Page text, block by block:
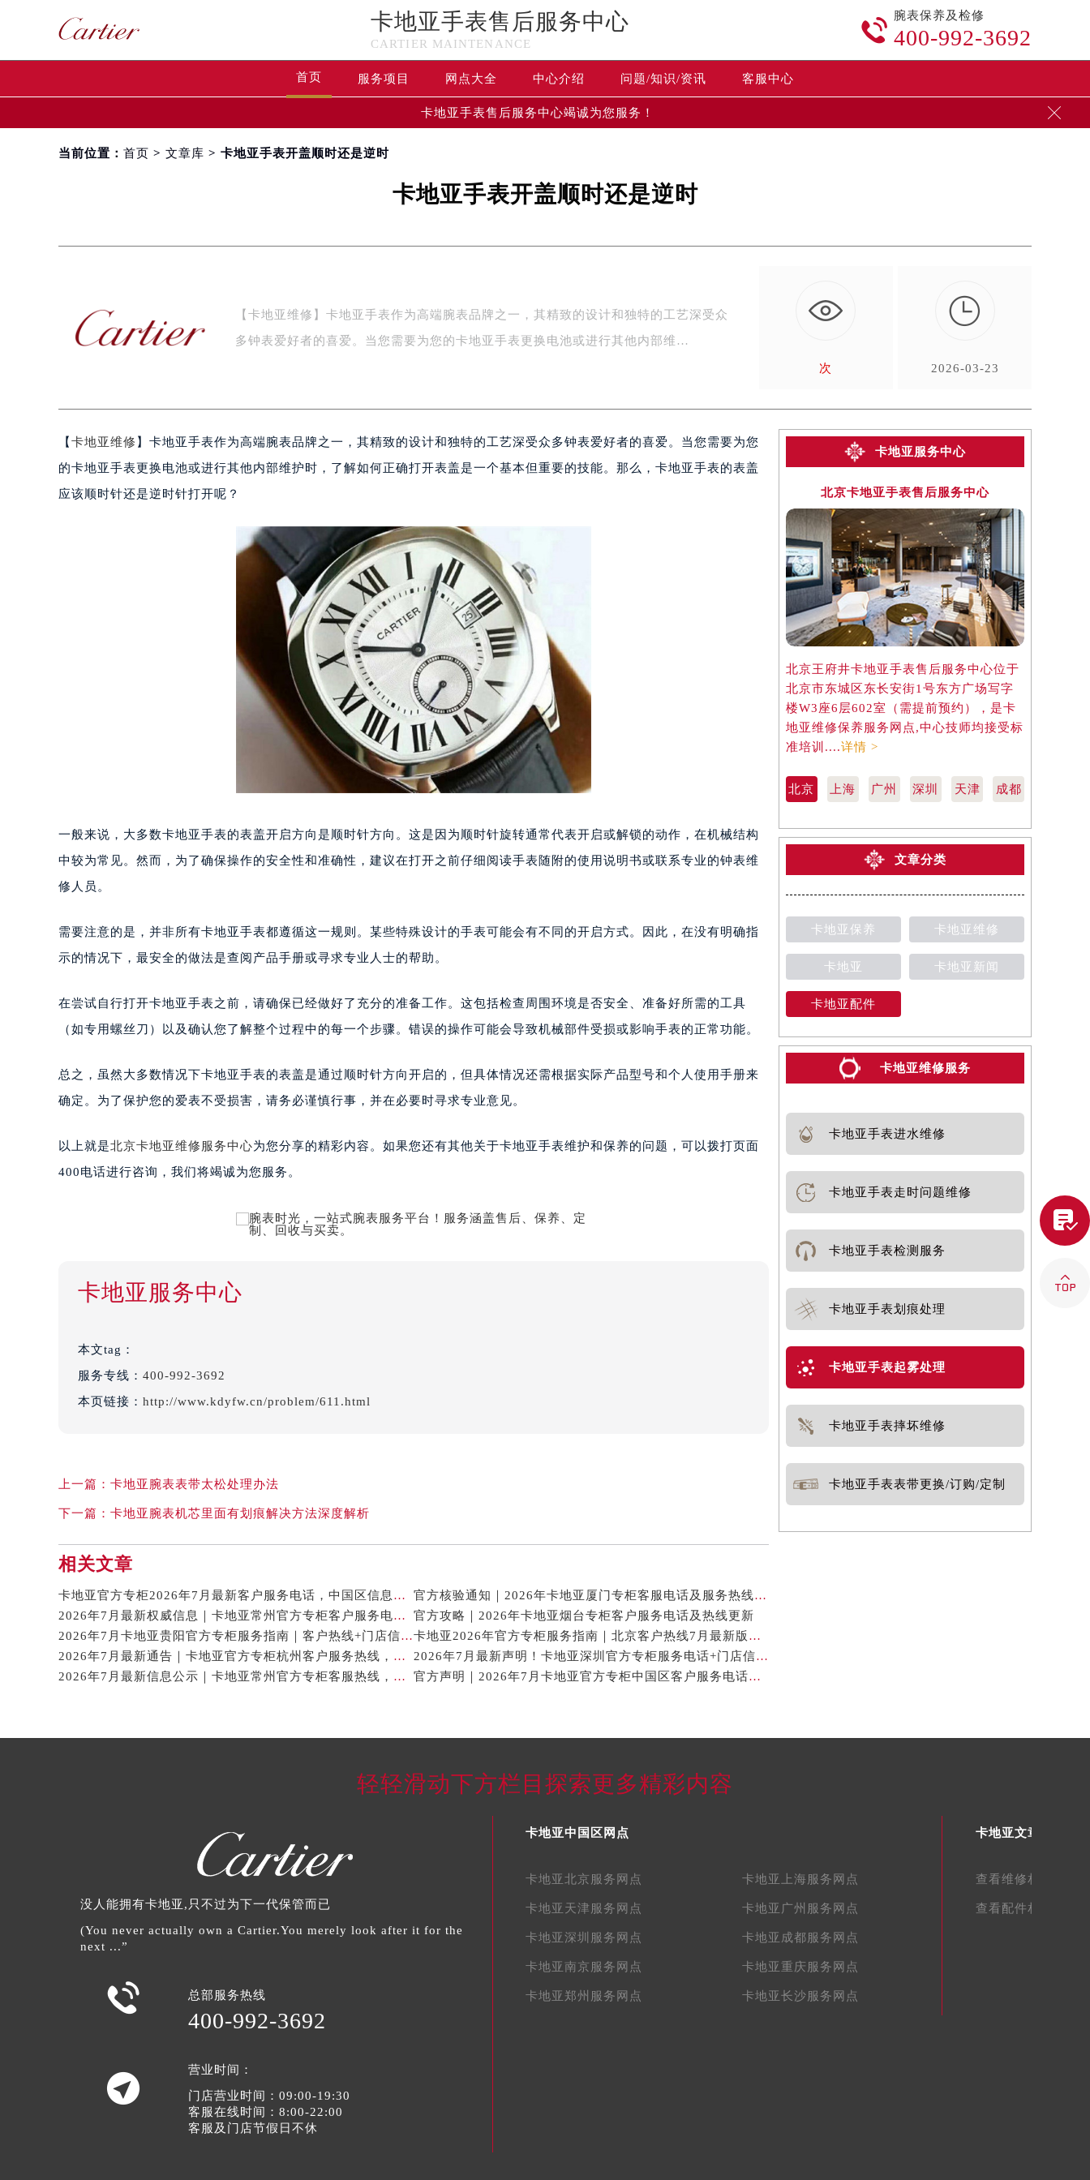
卡地亚手表售后服务中心
CARTIER MAINTENANCE

腕表保养及检修
400-992-3692
首页 服务项目 网点大全 中心介绍 问题/知识/资讯 客服中心
卡地亚手表售后服务中心竭诚为您服务！ 
当前位置： 首页 > 文章库 > 卡地亚手表开盖顺时还是逆时
卡地亚手表开盖顺时还是逆时
【卡地亚维修】卡地亚手表作为高端腕表品牌之一，其精致的设计和独特的工艺深受众
多钟表爱好者的喜爱。当您需要为您的卡地亚手表更换电池或进行其他内部维…
次

2026-03-23
【 卡地亚维修 】卡地亚手表作为高端腕表品牌之一，其精致的设计和独特的工艺深受众多钟表爱好者的喜爱。当您需要为您
的卡地亚手表更换电池或进行其他内部维护时，了解如何正确打开表盖是一个基本但重要的技能。那么，卡地亚手表的表盖
应该顺时针还是逆时针打开呢？
一般来说，大多数卡地亚手表的表盖开启方向是顺时针方向。这是因为顺时针旋转通常代表开启或解锁的动作，在机械结构
中较为常见。然而，为了确保操作的安全性和准确性，建议在打开之前仔细阅读手表随附的使用说明书或联系专业的钟表维
修人员。
需要注意的是，并非所有卡地亚手表都遵循这一规则。某些特殊设计的手表可能会有不同的开启方式。因此，在没有明确指
示的情况下，最安全的做法是查阅产品手册或寻求专业人士的帮助。
在尝试自行打开卡地亚手表之前，请确保已经做好了充分的准备工作。这包括检查周围环境是否安全、准备好所需的工具
（如专用螺丝刀）以及确认您了解整个过程中的每一个步骤。错误的操作可能会导致机械部件受损或影响手表的正常功能。
总之，虽然大多数情况下卡地亚手表的表盖是通过顺时针方向开启的，但具体情况还需根据实际产品型号和个人使用手册来
确定。为了保护您的爱表不受损害，请务必谨慎行事，并在必要时寻求专业意见。
以上就是北京卡地亚维修服务中心为您分享的精彩内容。如果您还有其他关于卡地亚手表维护和保养的问题，可以拨打页面
400电话进行咨询，我们将竭诚为您服务。
卡地亚服务中心
本文tag：
服务专线： 400-992-3692
本页链接： http://www.kdyfw.cn/problem/611.html
上一篇： 卡地亚腕表表带太松处理办法
下一篇： 卡地亚腕表机芯里面有划痕解决方法深度解析
相关文章
卡地亚官方专柜2026年7月最新客户服务电话，中国区信息权威发布
官方核验通知｜2026年卡地亚厦门专柜客服电话及服务热线7月最新版
2026年7月最新权威信息｜卡地亚常州官方专柜客户服务电话公告
官方攻略｜2026年卡地亚烟台专柜客户服务电话及热线更新
2026年7月卡地亚贵阳官方专柜服务指南｜客户热线+门店信息+服务电话
卡地亚2026年官方专柜服务指南｜北京客户热线7月最新版，一篇搞定
2026年7月最新通告｜卡地亚官方专柜杭州客户服务热线，专柜信息整合版
2026年7月最新声明！卡地亚深圳官方专柜服务电话+门店信息全面核验
2026年7月最新信息公示｜卡地亚常州官方专柜客服热线，权威核验攻略
官方声明｜2026年7月卡地亚官方专柜中国区客户服务电话及门店核验
卡地亚服务中心
北京卡地亚手表售后服务中心
北京王府井卡地亚手表售后服务中心位于
北京市东城区东长安街1号东方广场写字
楼W3座6层602室（需提前预约），是卡
地亚维修保养服务网点,中心技师均接受标
准培训....详情 >
北京 上海 广州 深圳 天津 成都
文章分类
卡地亚保养 卡地亚维修
卡地亚 卡地亚新闻
卡地亚配件
卡地亚维修服务
卡地亚手表进水维修
卡地亚手表走时问题维修
卡地亚手表检测服务
卡地亚手表划痕处理
卡地亚手表起雾处理
卡地亚手表摔坏维修
卡地亚手表表带更换/订购/定制
轻轻滑动下方栏目探索更多精彩内容
没人能拥有卡地亚,只不过为下一代保管而已
(You never actually own a Cartier.You merely look after it for the
next ...”
 总部服务热线
400-992-3692

营业时间：
门店营业时间：09:00-19:30
客服在线时间：8:00-22:00
客服及门店节假日不休
卡地亚中国区网点
卡地亚北京服务网点 卡地亚上海服务网点
卡地亚天津服务网点 卡地亚广州服务网点
卡地亚深圳服务网点 卡地亚成都服务网点
卡地亚南京服务网点 卡地亚重庆服务网点
卡地亚郑州服务网点 卡地亚长沙服务网点
卡地亚文章库
查看维修相关文章
查看配件相关文章

